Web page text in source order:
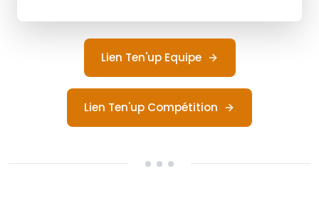
Lien Ten'up Equipe
Lien Ten'up Compétition